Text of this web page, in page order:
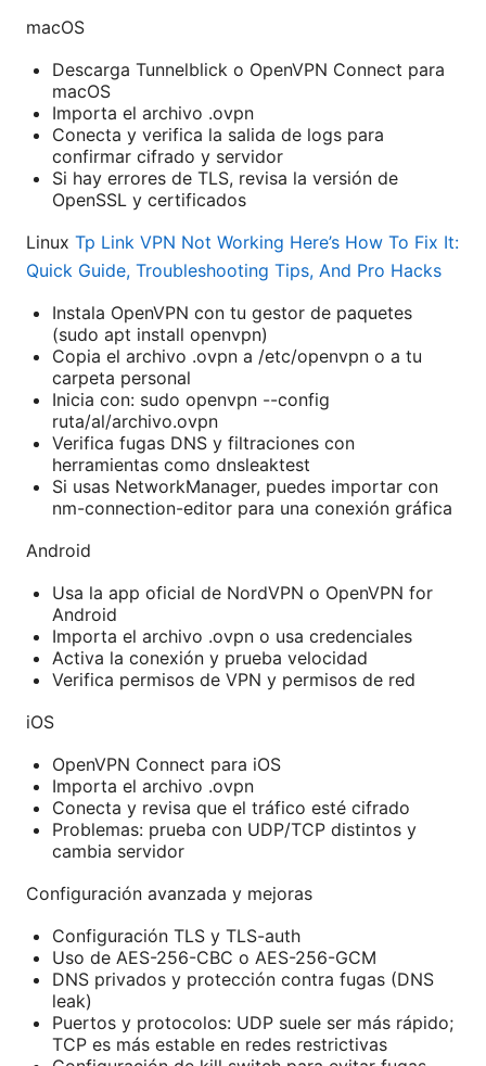
macOS
Descarga Tunnelblick o OpenVPN Connect para
macOS
Importa el archivo .ovpn
Conecta y verifica la salida de logs para
confirmar cifrado y servidor
Si hay errores de TLS, revisa la versión de
OpenSSL y certificados
Linux Tp Link VPN Not Working Here’s How To Fix It:
Quick Guide, Troubleshooting Tips, And Pro Hacks
Instala OpenVPN con tu gestor de paquetes
(sudo apt install openvpn)
Copia el archivo .ovpn a /etc/openvpn o a tu
carpeta personal
Inicia con: sudo openvpn --config
ruta/al/archivo.ovpn
Verifica fugas DNS y filtraciones con
herramientas como dnsleaktest
Si usas NetworkManager, puedes importar con
nm-connection-editor para una conexión gráfica
Android
Usa la app oficial de NordVPN o OpenVPN for
Android
Importa el archivo .ovpn o usa credenciales
Activa la conexión y prueba velocidad
Verifica permisos de VPN y permisos de red
iOS
OpenVPN Connect para iOS
Importa el archivo .ovpn
Conecta y revisa que el tráfico esté cifrado
Problemas: prueba con UDP/TCP distintos y
cambia servidor
Configuración avanzada y mejoras
Configuración TLS y TLS-auth
Uso de AES-256-CBC o AES-256-GCM
DNS privados y protección contra fugas (DNS
leak)
Puertos y protocolos: UDP suele ser más rápido;
TCP es más estable en redes restrictivas